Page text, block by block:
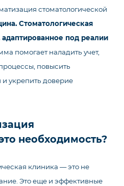
стоматологической
Стоматологическая
под реалии
помогает наладить учет,
повысить
и укрепить доверие
необходимость?
клиника — это не
Это еще и эффективные